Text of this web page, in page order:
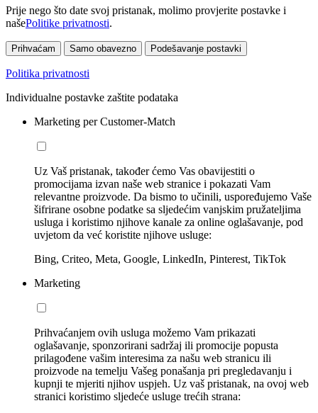
Prije nego što date svoj pristanak, molimo provjerite postavke i
našePolitike privatnosti.
Prihvaćam Samo obavezno Podešavanje postavki
Politika privatnosti
Individualne postavke zaštite podataka
Marketing per Customer-Match
Uz Vaš pristanak, također ćemo Vas obavijestiti o
promocijama izvan naše web stranice i pokazati Vam
relevantne proizvode. Da bismo to učinili, uspoređujemo Vaše
šifrirane osobne podatke sa sljedećim vanjskim pružateljima
usluga i koristimo njihove kanale za online oglašavanje, pod
uvjetom da već koristite njihove usluge:
Bing, Criteo, Meta, Google, LinkedIn, Pinterest, TikTok
Marketing
Prihvaćanjem ovih usluga možemo Vam prikazati
oglašavanje, sponzorirani sadržaj ili promocije popusta
prilagođene vašim interesima za našu web stranicu ili
proizvode na temelju Vašeg ponašanja pri pregledavanju i
kupnji te mjeriti njihov uspjeh. Uz vaš pristanak, na ovoj web
stranici koristimo sljedeće usluge trećih strana: